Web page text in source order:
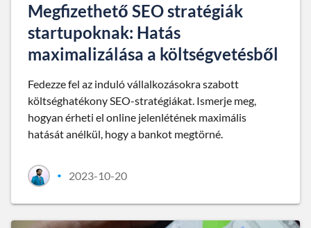
Megfizethető SEO stratégiák
startupoknak: Hatás
maximalizálása a költségvetésből
Fedezze fel az induló vállalkozásokra szabott
költséghatékony SEO-stratégiákat. Ismerje meg,
hogyan érheti el online jelenlétének maximális
hatását anélkül, hogy a bankot megtörné.
• 2023-10-20